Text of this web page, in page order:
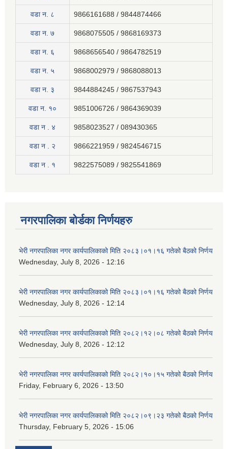
वडा न. ८ 9866161688 / 9844874466
वडा न. ७ 9868075505 / 9868169373
वडा न. ६ 9868656540 / 9864782519
वडा न. ५ 9868002979 / 9868088013
वडा न. ३ 9844884245 / 9867537943
वडा न. १० 9851006726 / 9864369039
वडा न . ४ 9858023527 / 089430365
वडा न . २ 9866221959 / 9824546715
वडा न . १ 9822575089 / 9825541869
नगरपालिका बोर्डका निर्णयहरु
भेरी नगरपालिका नगर कार्यपालिकाको मिति २०८३।०१।१६ गतेको बैठको निर्णय
Wednesday, July 8, 2026 - 12:16
भेरी नगरपालिका नगर कार्यपालिकाको मिति २०८३।०१।१६ गतेको बैठको निर्णय
Wednesday, July 8, 2026 - 12:14
भेरी नगरपालिका नगर कार्यपालिकाको मिति २०८२।१२।०८ गतेको बैठको निर्णय
Wednesday, July 8, 2026 - 12:12
भेरी नगरपालिका नगर कार्यपालिकाको मिति २०८२।१०।१५ गतेको बैठको निर्णय
Friday, February 6, 2026 - 13:50
भेरी नगरपालिका नगर कार्यपालिकाको मिति २०८२।०९।२३ गतेको बैठको निर्णय
Thursday, February 5, 2026 - 15:06